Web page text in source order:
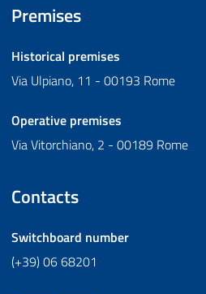
Premises
Historical premises
Via Ulpiano, 11 - 00193 Rome
Operative premises
Via Vitorchiano, 2 - 00189 Rome
Contacts
Switchboard number
(+39) 06 68201